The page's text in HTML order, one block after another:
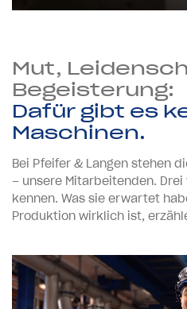
Mut,
Begeisterung:
Dafür gibt es
Maschinen.
Bei Pfeifer & Langen stehen
– unsere Mitarbeitenden.
kennen. Was sie erwartet
Produktion wirklich ist,